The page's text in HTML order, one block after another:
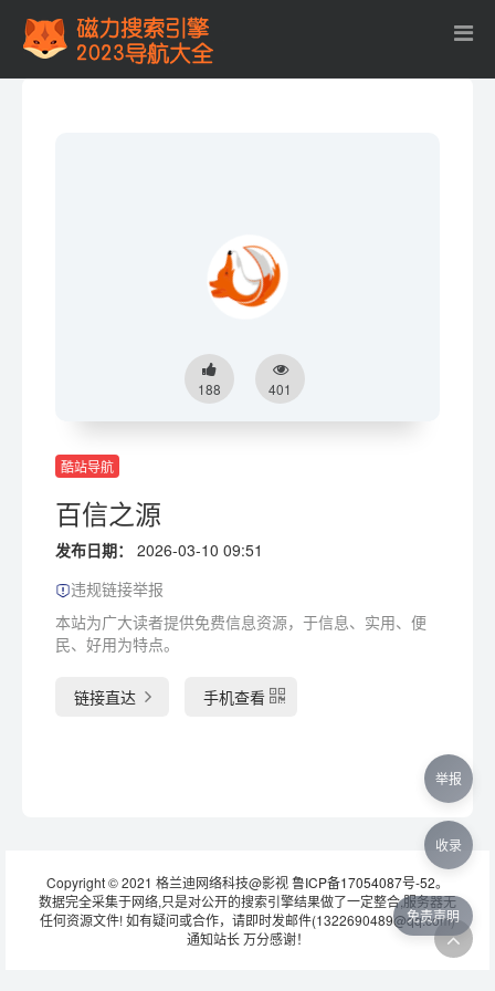
188 401
酷站导航
百信之源
发布日期：
2026-03-10 09:51
违规链接举报
本站为广大读者提供免费信息资源，于信息、实用、便
民、好用为特点。
链接直达 手机查看
Copyright © 2021 格兰迪网络科技@影视鲁ICP备17054087号-52。
数据完全采集于网络,只是对公开的搜索引擎结果做了一定整合,服务器无
任何资源文件! 如有疑问或合作，请即时发邮件(1322690489@qq.com)
通知站长 万分感谢！
免责声明
举报
收录